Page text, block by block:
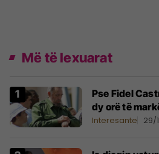
Më të lexuarat
Pse Fidel
dy orë të
Interesante 29/